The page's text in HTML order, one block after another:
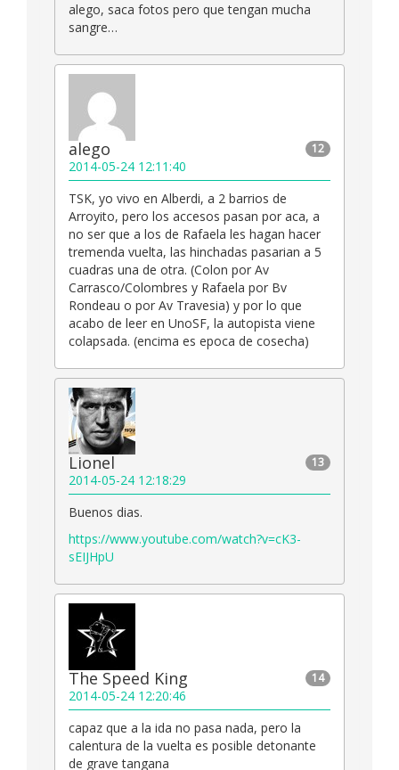
alego, saca fotos pero que tengan mucha
sangre…
12
alego
2014-05-24 12:11:40
TSK, yo vivo en Alberdi, a 2 barrios de
Arroyito, pero los accesos pasan por aca, a
no ser que a los de Rafaela les hagan hacer
tremenda vuelta, las hinchadas pasarian a 5
cuadras una de otra. (Colon por Av
Carrasco/Colombres y Rafaela por Bv
Rondeau o por Av Travesia) y por lo que
acabo de leer en UnoSF, la autopista viene
colapsada. (encima es epoca de cosecha)
13
Lionel
2014-05-24 12:18:29
Buenos dias.
https://www.youtube.com/watch?v=cK3-
sEIJHpU
14
The Speed King
2014-05-24 12:20:46
capaz que a la ida no pasa nada, pero la
calentura de la vuelta es posible detonante
de grave tangana